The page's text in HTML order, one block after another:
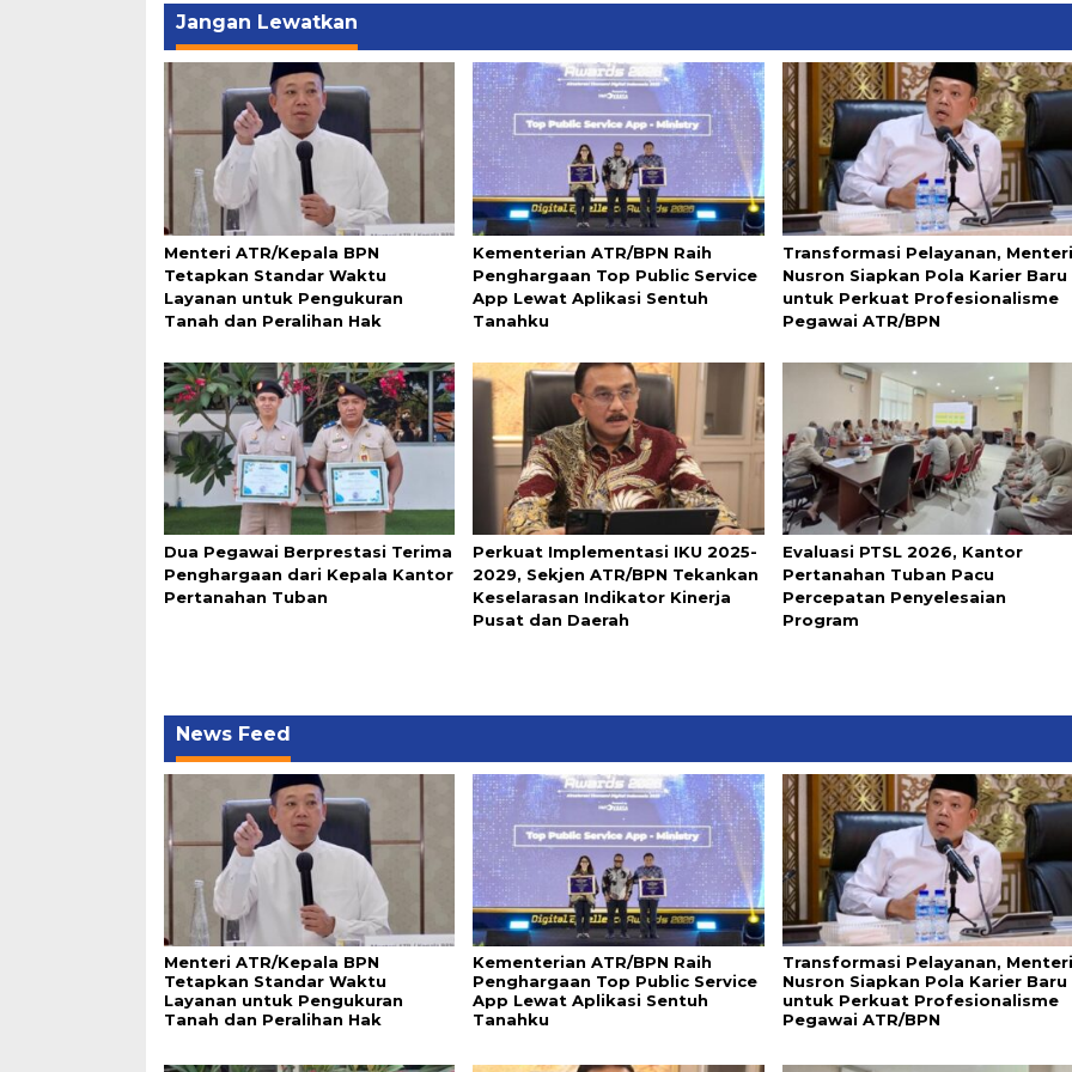
Jangan Lewatkan
Menteri ATR/Kepala BPN
Tetapkan Standar Waktu
Layanan untuk Pengukuran
Tanah dan Peralihan Hak
Kementerian ATR/BPN Raih
Penghargaan Top Public Service
App Lewat Aplikasi Sentuh
Tanahku
Transformasi Pelayanan, Menteri
Nusron Siapkan Pola Karier Baru
untuk Perkuat Profesionalisme
Pegawai ATR/BPN
Dua Pegawai Berprestasi Terima
Penghargaan dari Kepala Kantor
Pertanahan Tuban
Perkuat Implementasi IKU 2025-
2029, Sekjen ATR/BPN Tekankan
Keselarasan Indikator Kinerja
Pusat dan Daerah
Evaluasi PTSL 2026, Kantor
Pertanahan Tuban Pacu
Percepatan Penyelesaian
Program
News Feed
Menteri ATR/Kepala BPN
Tetapkan Standar Waktu
Layanan untuk Pengukuran
Tanah dan Peralihan Hak
Kementerian ATR/BPN Raih
Penghargaan Top Public Service
App Lewat Aplikasi Sentuh
Tanahku
Transformasi Pelayanan, Menteri
Nusron Siapkan Pola Karier Baru
untuk Perkuat Profesionalisme
Pegawai ATR/BPN